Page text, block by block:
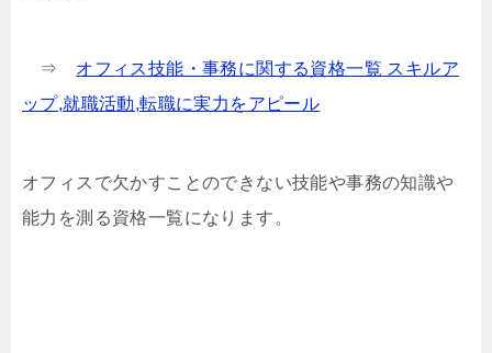
⇒ オフィス技能・事務に関する資格一覧 スキルア
ップ,就職活動,転職に実力をアピール
オフィスで欠かすことのできない技能や事務の知識や
能力を測る資格一覧になります。